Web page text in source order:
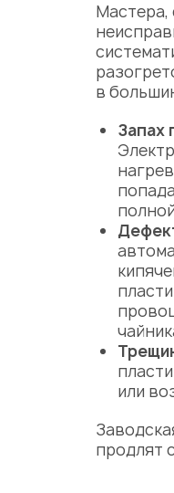
Мастера,
в
Запах
или
продлят